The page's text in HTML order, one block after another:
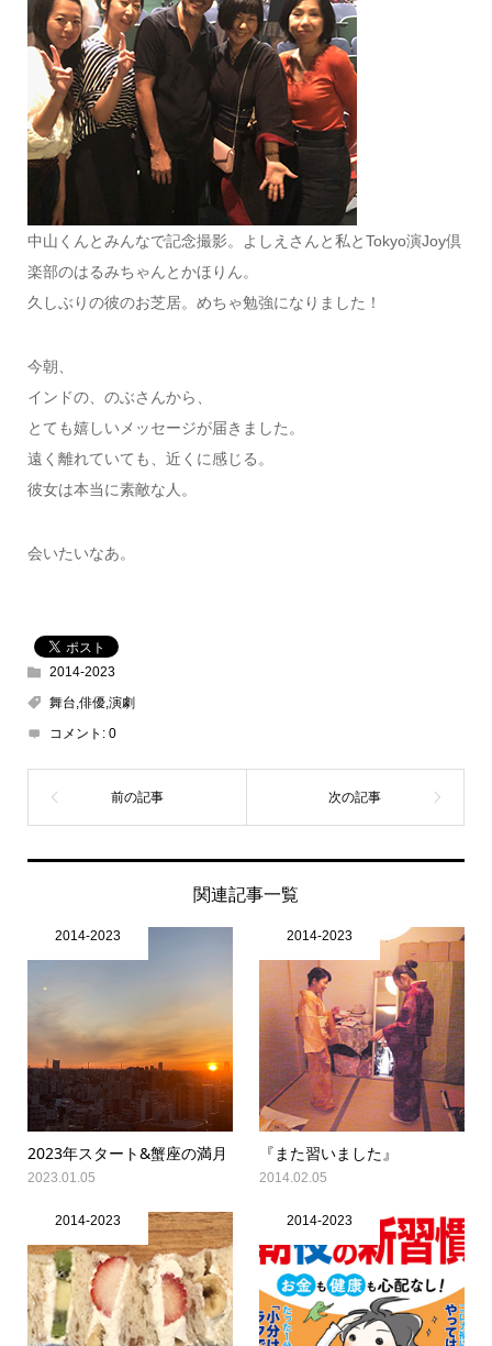
中山くんとみんなで記念撮影。よしえさんと私とTokyo演Joy倶
楽部のはるみちゃんとかほりん。
久しぶりの彼のお芝居。めちゃ勉強になりました！
今朝、
インドの、のぶさんから、
とても嬉しいメッセージが届きました。
遠く離れていても、近くに感じる。
彼女は本当に素敵な人。
会いたいなあ。
2014-2023
舞台,俳優,演劇
コメント: 0
関連記事一覧
2014-2023
2023年スタート&蟹座の満月
2023.01.05
2014-2023
『また習いました』
2014.02.05
2014-2023 2014-2023